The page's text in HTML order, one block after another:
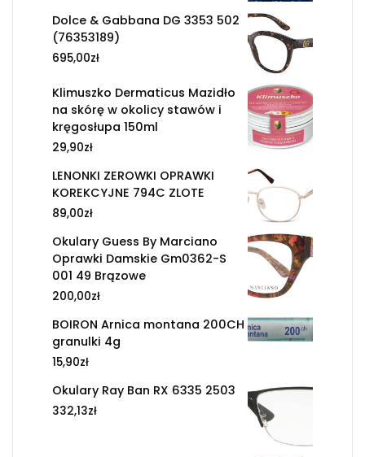
Dolce & Gabbana DG 3353 502
(76353189)
695,00zł
Klimuszko Dermaticus Mazidło
na skórę w okolicy stawów i
kręgosłupa 150ml
29,90zł
LENONKI ZEROWKI OPRAWKI
KOREKCYJNE 794C ZLOTE
89,00zł
Okulary Guess By Marciano
Oprawki Damskie Gm0362-S
001 49 Brązowe
200,00zł
BOIRON Arnica montana 200CH
granulki 4g
15,90zł
Okulary Ray Ban RX 6335 2503
332,13zł